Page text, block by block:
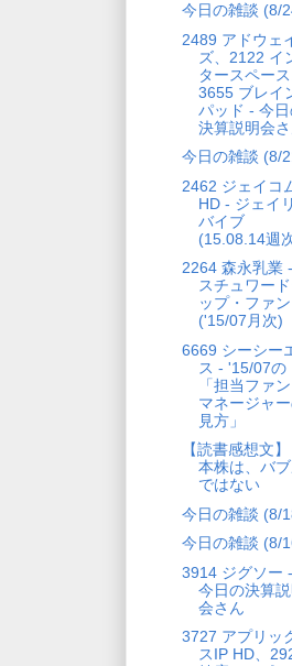
今日の雑談 (8/
2489 アドウェ
ズ、2122 イ
タースペース
3655 ブレイ
パッド - 今
決算説明会
今日の雑談 (8/
2462 ジェイコ
HD - ジェイリ
バイブ
(15.08.14週
2264 森永乳業 -
スチュワー
ップ・ファ
('15/07月次)
6669 シーシー
ス - '15/07の
「担当ファ
マネージャ
見方」
【読書感想文
本株は、バ
ではない
今日の雑談 (8/
今日の雑談 (8/
3914 ジグソー -
今日の決算説
会さん
3727 アプリッ
スIP HD、